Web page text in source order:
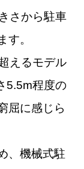
さから駐車
す。
えるモデル
5.5m程度の
屈に感じら
、機械式駐